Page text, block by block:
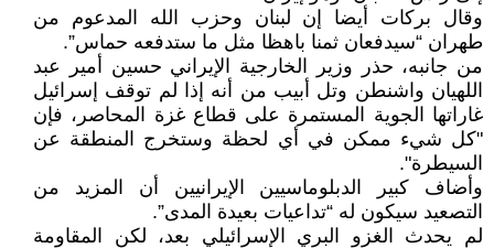
وقال بركات أيضا إن لبنان وحزب الله المدعوم من
طهران “سيدفعان ثمنا باهظا مثل ما ستدفعه حماس”.
من جانبه، حذر وزير الخارجية الإيراني حسين أمير عبد
اللهيان واشنطن وتل أبيب من أنه إذا لم توقف إسرائيل
غاراتها الجوية المستمرة على قطاع غزة المحاصر، فإن
"كل شيء ممكن في أي لحظة وستخرج المنطقة عن
السيطرة".
وأضاف كبير الدبلوماسيين الإيرانيين أن المزيد من
التصعيد سيكون له “تداعيات بعيدة المدى”.
لم يحدث الغزو البري الإسرائيلي بعد، لكن المقاومة